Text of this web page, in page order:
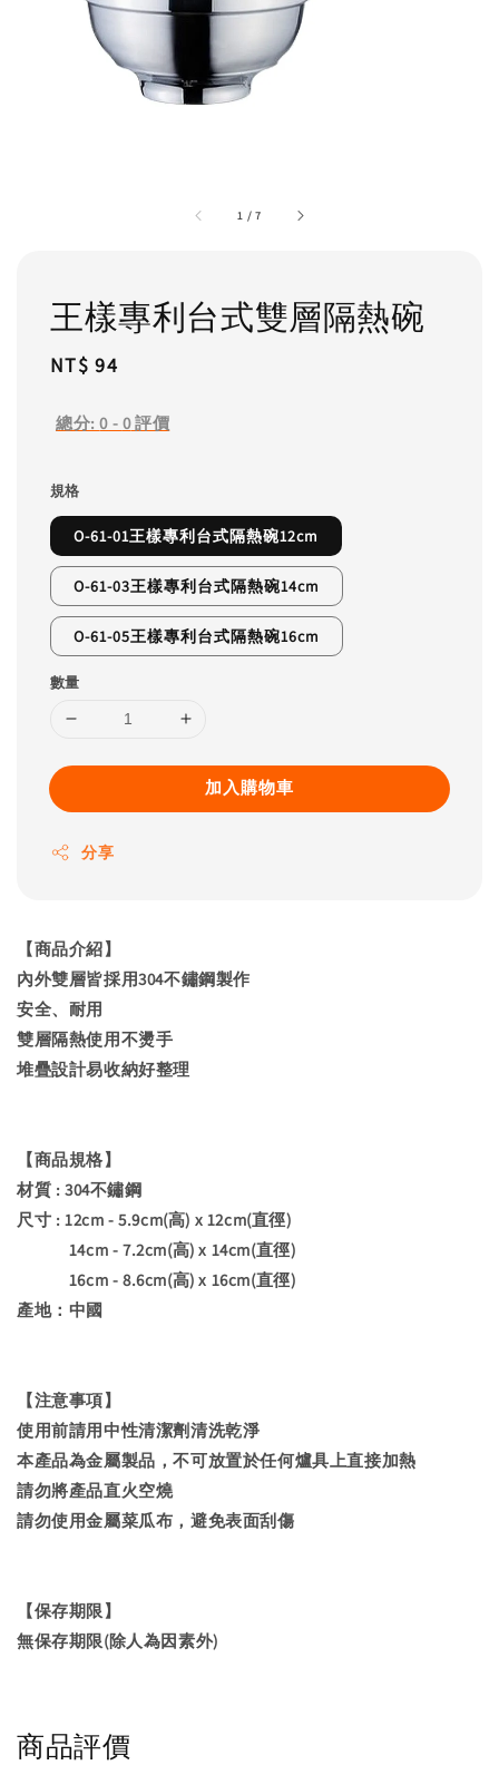
1 /7
王樣專利台式雙層隔熱碗
Regular
NT$ 94
總分:0 - 0評價
規格
O-61-01王樣專利台式隔熱碗12cm
O-61-03王樣專利台式隔熱碗14cm
O-61-05王樣專利台式隔熱碗16cm
數量
加入購物車
分享
【商品介紹】
內外雙層皆採用304不鏽鋼製作
安全、耐用
雙層隔熱使用不燙手
堆疊設計易收納好整理
【商品規格】
材質 : 304不鏽鋼
尺寸 : 12cm - 5.9cm(高) x 12cm(直徑)
14cm - 7.2cm(高) x 14cm(直徑)
16cm - 8.6cm(高) x 16cm(直徑)
產地：中國
【注意事項】
使用前請用中性清潔劑清洗乾淨
本產品為金屬製品，不可放置於任何爐具上直接加熱
請勿將產品直火空燒
請勿使用金屬菜瓜布，避免表面刮傷
【保存期限】
無保存期限(除人為因素外)
商品評價